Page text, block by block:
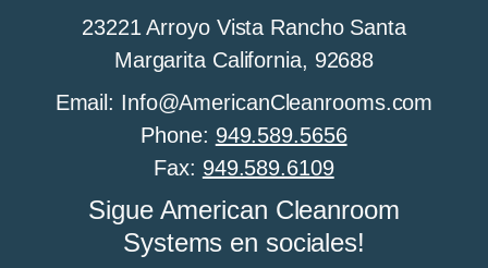
23221 Arroyo Vista Rancho Santa
Margarita California, 92688
Email: Info@AmericanCleanrooms.com
Phone: 949.589.5656
Fax: 949.589.6109
Sigue American Cleanroom
Systems en sociales!